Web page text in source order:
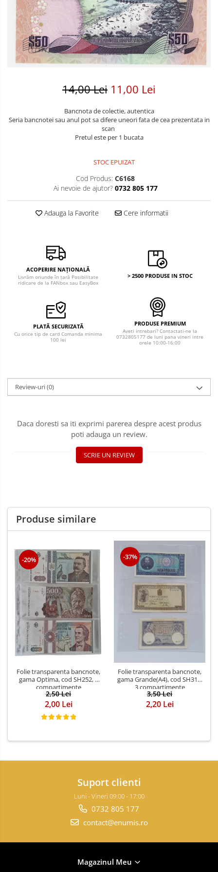
Monede America
Monede Asia
Monede Australia si Oceania
Monede Euro, Eurocenti
Monede Europa
Bancnote Asia
Bancnote Australia si Oceania
Bancnote Europa
Gradate PMG
14,00 Lei 11,00 Lei
Bancnota de colectie, autentica
Seria bancnotei sau anul pot sa difere uneori fata de cea prezentata in
scan
Pretul este per 1 bucata
STOC EPUIZAT
Cod Produs: C6168
Ai nevoie de ajutor? 0732 805 177
Adauga la Favorite Cere informatii
ACOPERIRE NAȚIONALĂ
Livrăm oriunde în țară Posibilitate
ridicare de la FANbox sau EasyBox
> 2500 PRODUSE IN STOC
PLATĂ SECURIZATĂ
Cu orice tip de card Comanda minima
100 lei
PRODUSE PREMIUM
Aveti intrebari? Contactati-ne la
0732805177 de luni pana vineri intre
orele 10:00-16:00
Review-uri(0)
Daca doresti sa iti exprimi parerea despre acest produs
poti adauga un review.
SCRIE UN REVIEW
Produse similare
-20%
Folie transparenta bancnote,
gama Optima, cod SH252, 3
compartimente
2,50 Lei
2,00 Lei
-37%
Folie transparenta bancnote,
gama Grande(A4), cod SH312,
3 compartimente
3,50 Lei
2,20 Lei
Suport clienti
Luni - Vineri 09:00 - 17:00
0732 805 177
contact@enumis.ro
Magazinul Meu